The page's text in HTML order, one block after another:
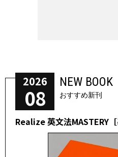
2026
08
NEW BOOK
おすすめ新刊
Realize 英文法MASTERY［